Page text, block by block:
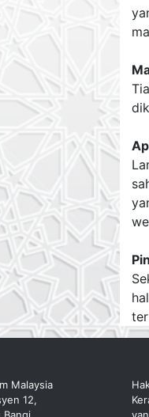
Malaysia
12,